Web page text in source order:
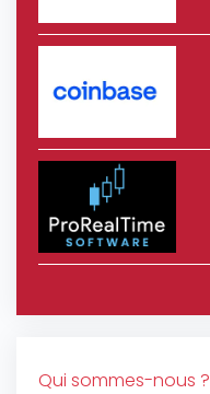
Qui sommes-nous ?